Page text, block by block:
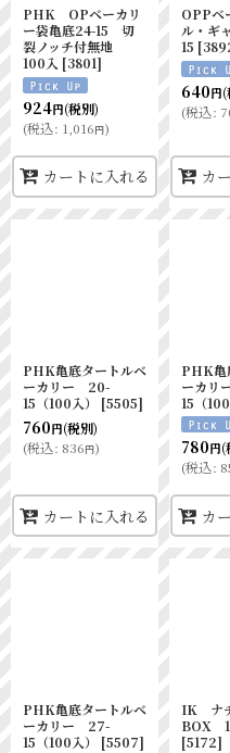
PHK OPベーカリ
ー袋亀底24-15 切
裂ノッチ付無地
100入 [3801]
924円(税別)
(税込: 1,016円)
カートに入れる
OPPベ
ル・ギ
15 [
640円
(税込:
カ
PHK亀底タートルベ
ーカリー 20-
15（100入）
[5505]
760円(税別)
(税込: 836円)
カートに入れる
PHK亀
ーカ
15（100
780円(
(税込:
カ
PHK亀底タートルベ
ーカリー 27-
15（100入）
[5507]
IK ナ
BOX
[5172]